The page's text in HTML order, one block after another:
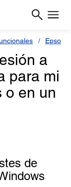
Epson L
a
para mi
o en un
de